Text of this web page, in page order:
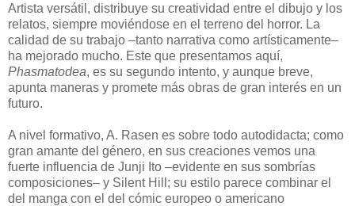
Artista versátil, distribuye su creatividad entre el dibujo y los
relatos, siempre moviéndose en el terreno del horror. La
calidad de su trabajo –tanto narrativa como artísticamente–
ha mejorado mucho. Este que presentamos aquí,
Phasmatodea, es su segundo intento, y aunque breve,
apunta maneras y promete más obras de gran interés en un
futuro.
A nivel formativo, A. Rasen es sobre todo autodidacta; como
gran amante del género, en sus creaciones vemos una
fuerte influencia de Junji Ito –evidente en sus sombrías
composiciones– y Silent Hill; su estilo parece combinar el
del manga con el del cómic europeo o americano